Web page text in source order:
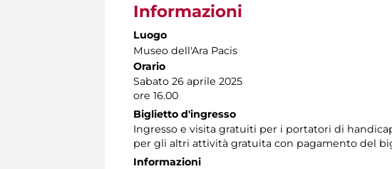
Informazioni
Luogo
Museo dell'Ara Pacis
Orario
Sabato 26 aprile 2025
ore 16.00
Biglietto d'ingresso
Ingresso e visita gratuiti per i portatori di
per gli altri attività gratuita con pagamento del
Informazioni